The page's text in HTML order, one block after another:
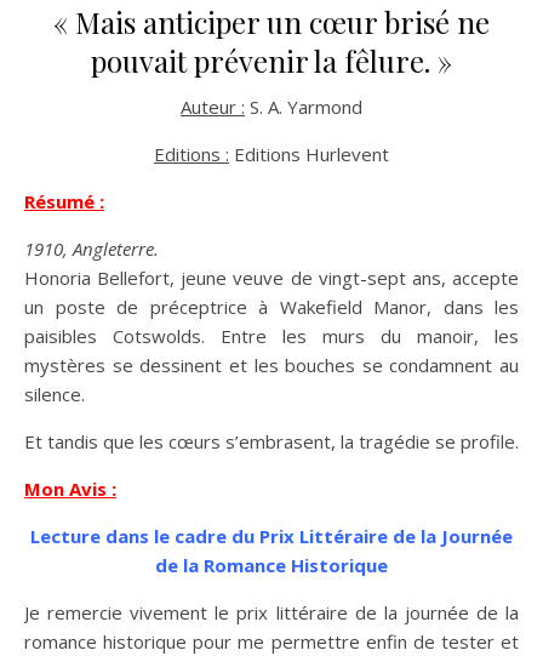
« Mais anticiper un cœur brisé ne
pouvait prévenir la fêlure. »
Auteur : S. A. Yarmond
Editions : Editions Hurlevent
Résumé :
1910, Angleterre.
Honoria Bellefort, jeune veuve de vingt-sept ans, accepte
un poste de préceptrice à Wakefield Manor, dans les
paisibles Cotswolds. Entre les murs du manoir, les
mystères se dessinent et les bouches se condamnent au
silence.
Et tandis que les cœurs s’embrasent, la tragédie se profile.
Mon Avis :
Lecture dans le cadre du Prix Littéraire de la Journée
de la Romance Historique
Je remercie vivement le prix littéraire de la journée de la
romance historique pour me permettre enfin de tester et